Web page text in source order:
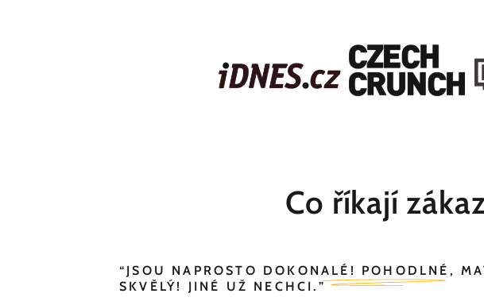
Co říkají
“JSOU NAPROSTO DOKONALÉ! POHODLNÉ,
SKVĚLÝ! JINÉ UŽ NECHCI. ”